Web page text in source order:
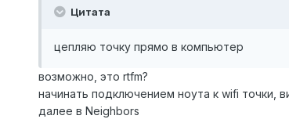
Цитата
цепляю точку прямо в компьютер
возможно, это rtfm?
начинать подключением ноута к wifi точки,
далее в Neighbors